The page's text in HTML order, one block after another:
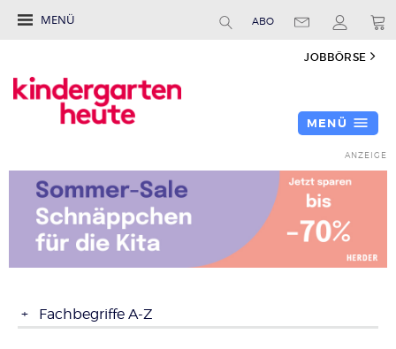
MENÜ
JOBBÖRSE
ABO
MENÜ
Fachbegriffe A-Z